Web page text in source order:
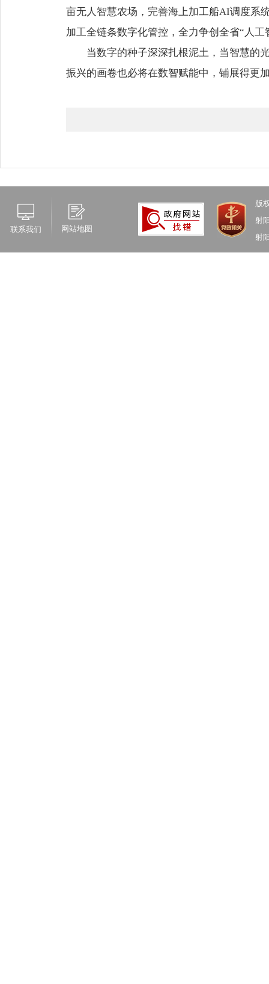
亩无人智慧农场，完善海上加工船AI调度系
加工全链条数字化管控，全力争创全省“人
当数字的种子深深扎根泥土，当智慧的
振兴的画卷也必将在数智赋能中，铺展得更
联系我们 网站地图
版
射
射